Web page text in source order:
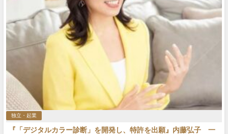
独立・起業
『「デジタルカラー診断」を開発し、特許を出願』内藤弘子 一